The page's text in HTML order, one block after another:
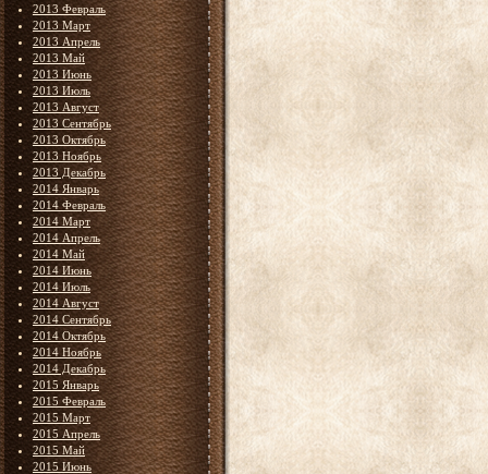
2013 Февраль
2013 Март
2013 Апрель
2013 Май
2013 Июнь
2013 Июль
2013 Август
2013 Сентябрь
2013 Октябрь
2013 Ноябрь
2013 Декабрь
2014 Январь
2014 Февраль
2014 Март
2014 Апрель
2014 Май
2014 Июнь
2014 Июль
2014 Август
2014 Сентябрь
2014 Октябрь
2014 Ноябрь
2014 Декабрь
2015 Январь
2015 Февраль
2015 Март
2015 Апрель
2015 Май
2015 Июнь